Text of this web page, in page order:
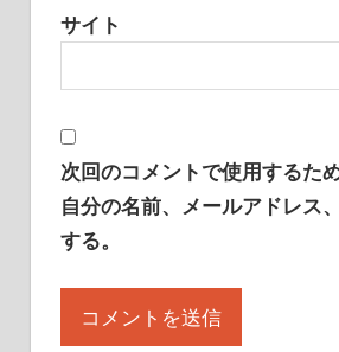
サイト
次回のコメントで使用するた
自分の名前、メールアドレス
する。